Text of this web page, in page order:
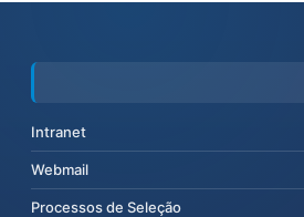
Intranet
Webmail
Processos de Seleção